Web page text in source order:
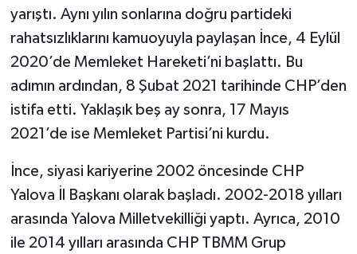
yarıştı. Aynı yılın sonlarına doğru partideki
rahatsızlıklarını kamuoyuyla paylaşan İnce, 4 Eylül
2020’de Memleket Hareketi’ni başlattı. Bu
adımın ardından, 8 Şubat 2021 tarihinde CHP’den
istifa etti. Yaklaşık beş ay sonra, 17 Mayıs
2021’de ise Memleket Partisi’ni kurdu.
İnce, siyasi kariyerine 2002 öncesinde CHP
Yalova İl Başkanı olarak başladı. 2002-2018 yılları
arasında Yalova Milletvekilliği yaptı. Ayrıca, 2010
ile 2014 yılları arasında CHP TBMM Grup